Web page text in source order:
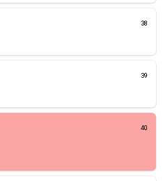
38
39
40